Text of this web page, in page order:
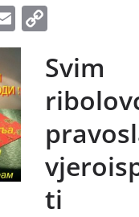
E
m
ai
l
C
p
y
Li
n
k
Svim
ti